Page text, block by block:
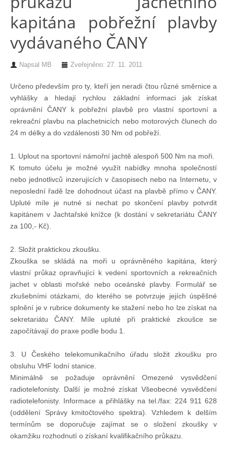
Chci se stát členem
Oznámení
Dokumenty ke stažení
Ochrana osobních údajů
Legislativa
Legislativní proces
Doklady osob
Lodě - technika (tech. způsobilost)
Lodě - registrace
Rádio (MF, HF, VHF)
Kapitánské zkoušky
Ostatní
Soutěže a závody
kapitána pobřežní plavby
vydávaného ČANY
Napsal MB Zveřejněno: 27. 11. 2011
Určeno především pro ty, kteří jen neradi čtou různé směrnice a
vyhlášky a hledají rychlou základní informaci jak získat
oprávnění ČANY k pobřežní plavbě pro vlastní sportovní a
rekreační plavbu na plachetnicích nebo motorových člunech do
24 m délky a do vzdálenosti 30 Nm od pobřeží.
1. Uplout na sportovní námořní jachtě alespoň 500 Nm na moři.
K tomuto účelu je možné využít nabídky mnoha společností
nebo jednotlivců inzerujících v časopisech nebo na Internetu, v
neposlední řadě lze dohodnout účast na plavbě přímo v ČANY.
Upluté míle je nutné si nechat po skončení plavby potvrdit
kapitánem v Jachtařské knížce (k dostání v sekretariátu ČANY
za 100,- Kč).
2. Složit praktickou zkoušku.
Zkouška se skládá na moři u oprávněného kapitána, který
vlastní průkaz opravňující k vedení sportovních a rekreačních
jachet v oblasti mořské nebo oceánské plavby. Formulář se
zkušebními otázkami, do kterého se potvrzuje jejích úspěšné
splnění je v rubrice dokumenty ke stažení nebo ho lze získat na
sekretariátu ČANY. Míle upluté při praktické zkoušce se
započítávají do praxe podle bodu 1.
3. U Českého telekomunikačního úřadu složit zkoušku pro
obsluhu VHF lodní stanice.
Minimálně se požaduje oprávnění Omezené vysvědčení
radiotelefonisty. Další je možné získat Všeobecné vysvědčení
radiotelefonisty. Informace a přihlášky na tel./fax: 224 911 628
(oddělení Správy kmitočtového spektra). Vzhledem k delším
termínům se doporučuje zajímat se o složení zkoušky v
okamžiku rozhodnutí o získaní kvalifikačního průkazu.